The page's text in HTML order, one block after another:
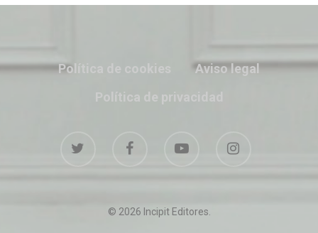
Política de cookies
Aviso legal
© 2026 Incipit Editores.